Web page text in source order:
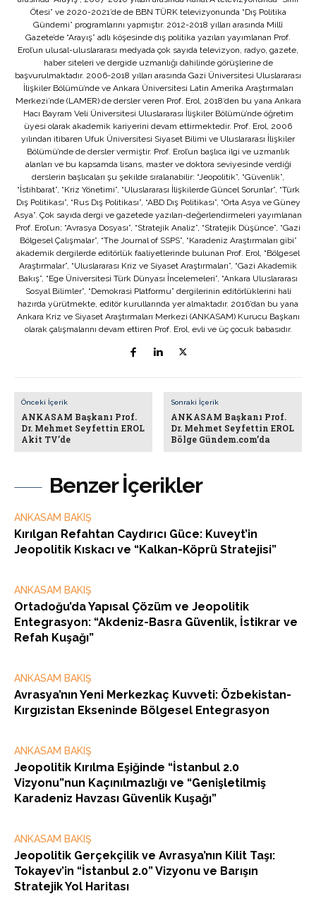
Benzer İçerikler
ANKASAM BAKIŞ
Kırılgan Refahtan Caydırıcı Güce: Kuveyt’in
Jeopolitik Kıskacı ve “Kalkan-Köprü Stratejisi”
ANKASAM BAKIŞ
Ortadoğu’da Yapısal Çözüm ve Jeopolitik
Entegrasyon: “Akdeniz-Basra Güvenlik, İstikrar ve
Refah Kuşağı”
ANKASAM BAKIŞ
Avrasya’nın Yeni Merkezkaç Kuvveti: Özbekistan-
Kırgızistan Ekseninde Bölgesel Entegrasyon
ANKASAM BAKIŞ
Jeopolitik Kırılma Eşiğinde “İstanbul 2.0
Vizyonu”nun Kaçınılmazlığı ve “Genişletilmiş
Karadeniz Havzası Güvenlik Kuşağı”
ANKASAM BAKIŞ
Jeopolitik Gerçekçilik ve Avrasya’nın Kilit Taşı:
Tokayev’in “İstanbul 2.0” Vizyonu ve Barışın
Stratejik Yol Haritası
Ötesi” ve 2020-2021’de de BBN TÜRK televizyonunda “Dış Politika
Gündemi” programlarını yapmıştır. 2012-2018 yılları arasında Millî
Gazete’de “Arayış” adlı köşesinde dış politika yazıları yayımlanan Prof.
Erol’un ulusal-uluslararası medyada çok sayıda televizyon, radyo, gazete,
haber siteleri ve dergide uzmanlığı dahilinde görüşlerine de
başvurulmaktadır. 2006-2018 yılları arasında Gazi Üniversitesi Uluslararası
İlişkiler Bölümü’nde ve Ankara Üniversitesi Latin Amerika Araştırmaları
Merkezi’nde (LAMER) de dersler veren Prof. Erol, 2018’den bu yana Ankara
Hacı Bayram Veli Üniversitesi Uluslararası İlişkiler Bölümü’nde öğretim
üyesi olarak akademik kariyerini devam ettirmektedir. Prof. Erol, 2006
yılından itibaren Ufuk Üniversitesi Siyaset Bilimi ve Uluslararası İlişkiler
Bölümü’nde de dersler vermiştir. Prof. Erol’un başlıca ilgi ve uzmanlık
alanları ve bu kapsamda lisans, master ve doktora seviyesinde verdiği
derslerin başlıcaları şu şekilde sıralanabilir: “Jeopolitik”, “Güvenlik”,
“İstihbarat”, “Kriz Yönetimi”, “Uluslararası İlişkilerde Güncel Sorunlar”, “Türk
Dış Politikası”, “Rus Dış Politikası”, “ABD Dış Politikası”, “Orta Asya ve Güney
Asya”. Çok sayıda dergi ve gazetede yazıları-değerlendirmeleri yayımlanan
Prof. Erol’un; “Avrasya Dosyası”, “Stratejik Analiz”, “Stratejik Düşünce”, “Gazi
Bölgesel Çalışmalar”, “The Journal of SSPS”, “Karadeniz Araştırmaları gibi”
akademik dergilerde editörlük faaliyetlerinde bulunan Prof. Erol, “Bölgesel
Araştırmalar”, “Uluslararası Kriz ve Siyaset Araştırmaları”, “Gazi Akademik
Bakış”, “Ege Üniversitesi Türk Dünyası İncelemeleri”, “Ankara Uluslararası
Sosyal Bilimler”, “Demokrasi Platformu” dergilerinin editörlüklerini hali
hazırda yürütmekte, editör kurullarında yer almaktadır. 2016’dan bu yana
Ankara Kriz ve Siyaset Araştırmaları Merkezi (ANKASAM) Kurucu Başkanı
olarak çalışmalarını devam ettiren Prof. Erol, evli ve üç çocuk babasıdır.
Önceki İçerik
ANKASAM Başkanı Prof.
Dr. Mehmet Seyfettin EROL
Akit TV’de
Sonraki İçerik
ANKASAM Başkanı Prof.
Dr. Mehmet Seyfettin EROL
Bölge Gündem.com’da